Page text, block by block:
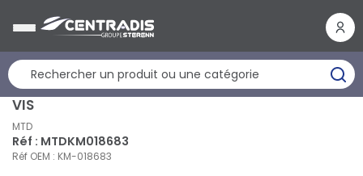
VIS
MTD
Réf : MTDKM018683
Réf OEM : KM-018683